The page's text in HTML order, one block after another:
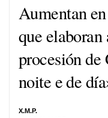
Aumentan
que
procesión de
noite e de
X.M.P.